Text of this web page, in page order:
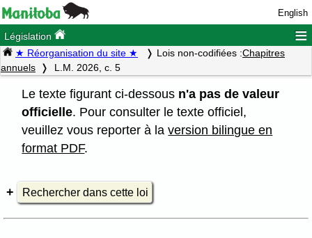
English
Législation ≡
★ Réorganisation du site ★ Lois non-codifiées :Chapitres
annuels
L.M. 2026, c. 5
Le texte figurant ci-dessous n'a pas de valeur
officielle. Pour consulter le texte officiel,
veuillez vous reporter à laversion bilingue en
format PDF.
Rechercher dans cette loi